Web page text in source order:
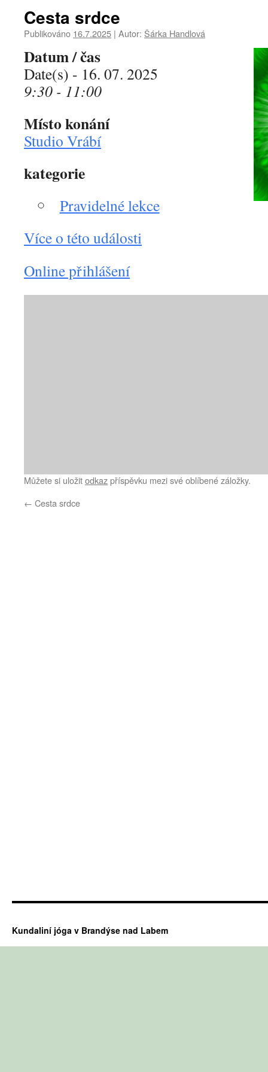
Cesta srdce
Publikováno 16.7.2025 | Autor: Šárka Handlová
Datum / čas
Date(s) - 16. 07. 2025
9:30 - 11:00
Místo konání
Studio Vrábí
kategorie
Pravidelné lekce
Více o této události
Online přihlášení
Můžete si uložitodkazpříspěvku mezi své oblíbené záložky.
← Cesta srdce
Kundaliní jóga v Brandýse nad Labem